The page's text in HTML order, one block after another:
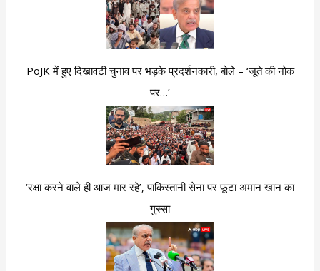
PoJK में हुए दिखावटी चुनाव पर भड़के प्रदर्शनकारी, बोले – ‘जूते की नोक
पर…’
‘रक्षा करने वाले ही आज मार रहे’, पाकिस्तानी सेना पर फूटा अमान खान का
गुस्सा